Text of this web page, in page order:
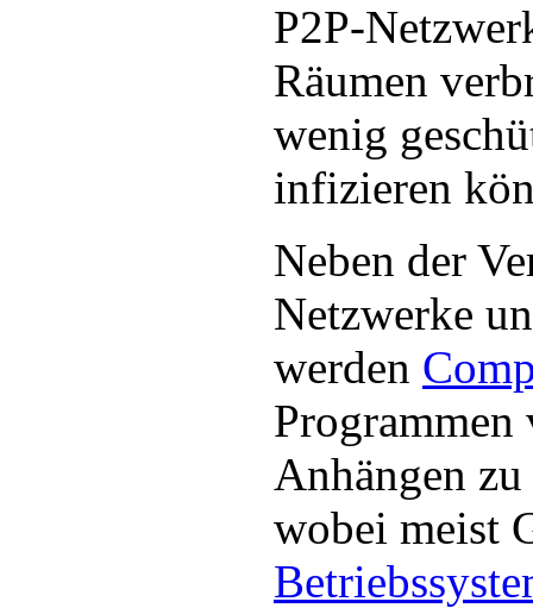
P2P-
Räumen
wenig
infizieren
Neben der
Netzwerke
werden
Programmen
Anhängen
wobei meist